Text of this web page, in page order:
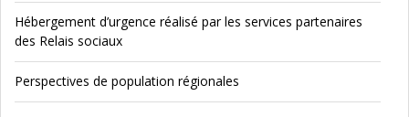
Hébergement d’urgence réalisé par les services partenaires
des Relais sociaux
Perspectives de population régionales